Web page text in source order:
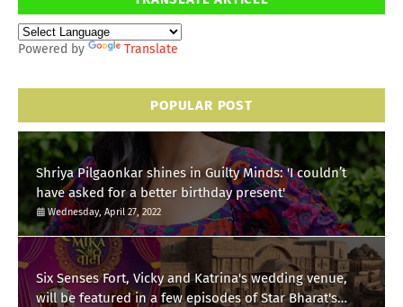
Powered by Translate
POPULAR POST
Shriya Pilgaonkar shines in Guilty Minds: 'I couldn’t
have asked for a better birthday present'
Wednesday, April 27, 2022
Six Senses Fort, Vicky and Katrina's wedding venue,
will be featured in a few episodes of Star Bharat's